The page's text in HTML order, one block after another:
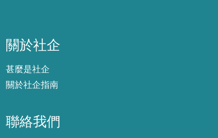
關於社企
甚麼是社企
關於社企指南
聯絡我們